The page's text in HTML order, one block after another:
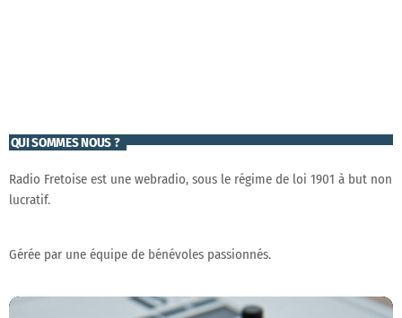
QUI SOMMES NOUS ?
Radio Fretoise est une webradio, sous le régime de loi 1901 à but non
lucratif.
Gérée par une équipe de bénévoles passionnés.